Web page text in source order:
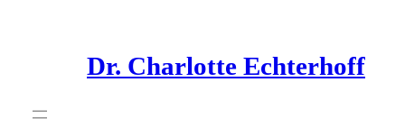
Dr. Charlotte Echterhoff